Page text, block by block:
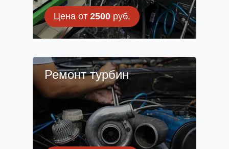
Цена от 2500руб.
Ремонт турбин